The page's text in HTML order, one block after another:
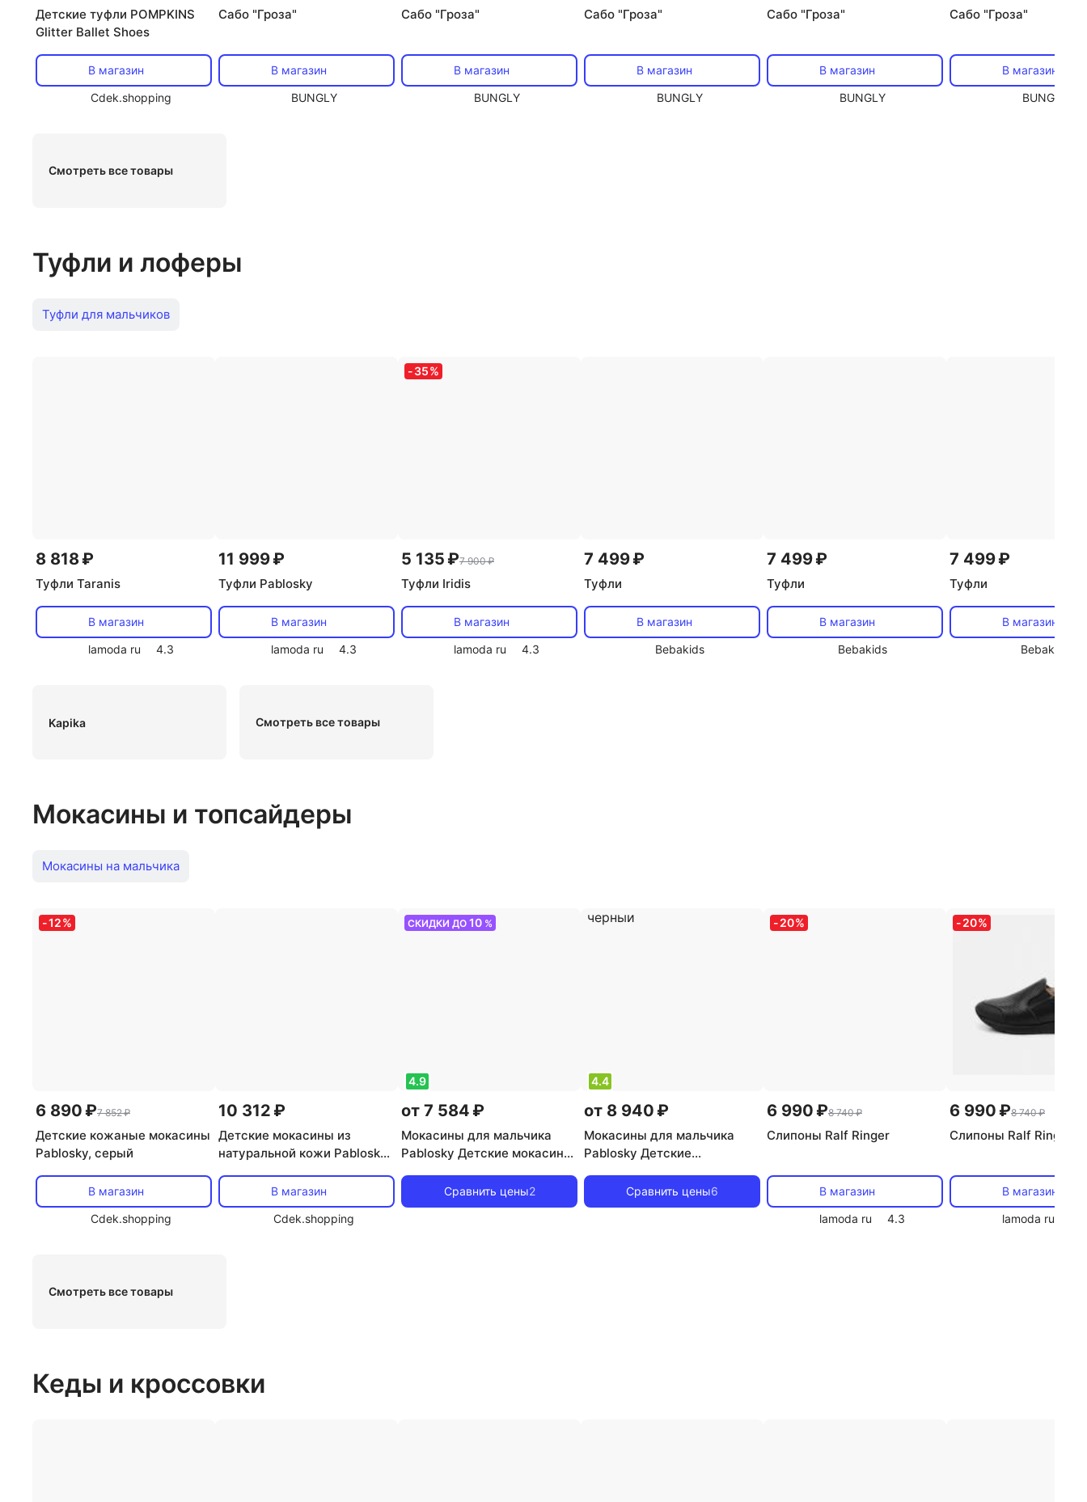
Детские туфли POMPKINS
Glitter Ballet Shoes
В магазин
Cdek.shopping
Сабо "Гроза"
В магазин
BUNGLY
Сабо "Гроза"
В магазин
BUNGLY
Сабо "Гроза"
В магазин
BUNGLY
Сабо "Гроза"
В магазин
BUNGLY
Сабо "Гроза"
В магазин
BUNGLY
Смотреть все товары
Туфли и лоферы
Туфли для мальчиков
8 818 ₽
Туфли Taranis
В магазин
lamoda ru
4.3
11 999 ₽
Туфли Pablosky
В магазин
lamoda ru
4.3
-35%
5 135 ₽7 900 ₽
Туфли Iridis
В магазин
lamoda ru
4.3
7 499 ₽
Туфли
В магазин
Bebakids
7 499 ₽
Туфли
В магазин
Bebakids
7 499 ₽
Туфли
В магазин
Bebakids
Kapika Смотреть все товары
Мокасины и топсайдеры
Мокасины на мальчика
-12%
6 890 ₽7 852 ₽
Детские кожаные мокасины
Pablosky, серый
В магазин
Cdek.shopping
10 312 ₽
Детские мокасины из
натуральной кожи Pablosky,
В магазин
Cdek.shopping
СКИДКИ ДО 10 %
4.9
от 7 584 ₽
Мокасины для мальчика
Pablosky Детские мокасины
Сравнить цены2
4.4
от 8 940 ₽
Мокасины для мальчика
Pablosky Детские
липучке, черный
Сравнить цены6
-20%
6 990 ₽8 740 ₽
Слипоны Ralf Ringer
В магазин
lamoda ru
4.3
-20%
6 990 ₽8 740 ₽
Слипоны Ralf Ringer
В магазин
lamoda ru
Смотреть все товары
Кеды и кроссовки